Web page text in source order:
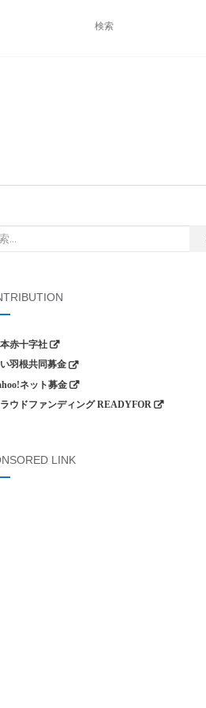
赤十字社
羽根共同募金
ネット募金
ウドファンディング READYFOR
LINK